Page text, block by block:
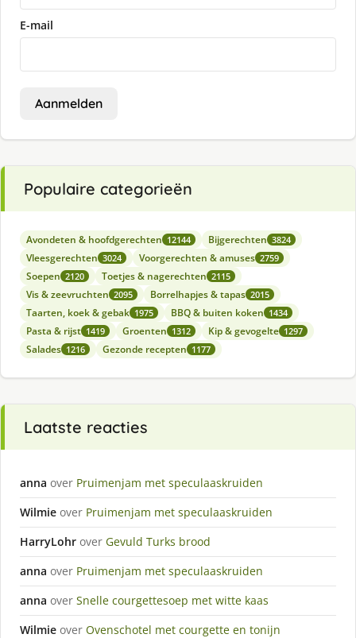
E-mail
Aanmelden
Populaire categorieën
Avondeten & hoofdgerechten 12144 Bijgerechten 3824
Vleesgerechten 3024 Voorgerechten & amuses 2759
Soepen 2120 Toetjes & nagerechten 2115
Vis & zeevruchten 2095 Borrelhapjes & tapas 2015
Taarten, koek & gebak 1975 BBQ & buiten koken 1434
Pasta & rijst 1419 Groenten 1312 Kip & gevogelte 1297
Salades 1216 Gezonde recepten 1177
Laatste reacties
anna over Pruimenjam met speculaaskruiden
Wilmie over Pruimenjam met speculaaskruiden
HarryLohr over Gevuld Turks brood
anna over Pruimenjam met speculaaskruiden
anna over Snelle courgettesoep met witte kaas
Wilmie over Ovenschotel met courgette en tonijn